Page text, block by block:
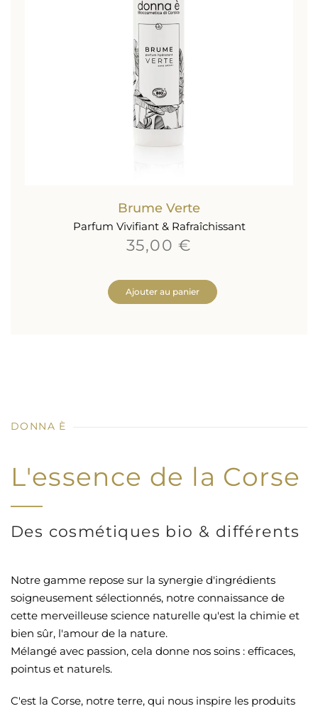
Brume Verte
Parfum Vivifiant & Rafraîchissant
35,00 €
Ajouter au panier
DONNA È
L'essence de la Corse
Des cosmétiques bio & différents
Notre gamme repose sur la synergie d'ingrédients
soigneusement sélectionnés, notre connaissance de
cette merveilleuse science naturelle qu'est la chimie et
bien sûr, l'amour de la nature.
Mélangé avec passion, cela donne nos soins : efficaces,
pointus et naturels.
C'est la Corse, notre terre, qui nous inspire les produits